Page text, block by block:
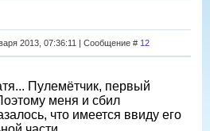
2013, 07:36:11 | Сообщение # 12
Пулемётчик, первый
меня и сбил
что имеется ввиду его